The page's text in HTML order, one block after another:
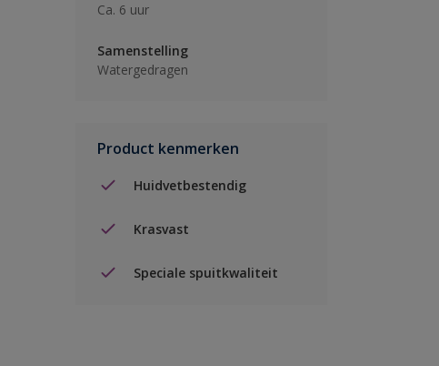
Ca. 6 uur
Samenstelling
Watergedragen
Product kenmerken
Huidvetbestendig
Krasvast
Speciale spuitkwaliteit